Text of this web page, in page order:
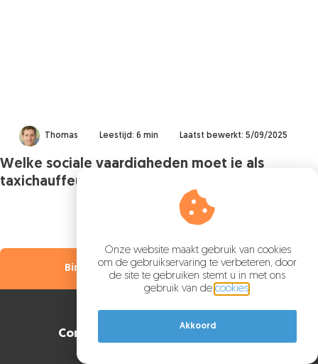
Thomas Leestijd: 6 min Laatst bewerkt: 5/09/2025
Welke sociale vaardigheden moet je als
taxichauffeur hebben?
Binnen 60 seconden uw rit geboekt!
Contactgegevens Taxi Roomburg
Onze website maakt gebruik van cookies
om de gebruikservaring te verbeteren, door
de site te gebruiken stemt u in met ons
gebruik van de cookies
Akkoord